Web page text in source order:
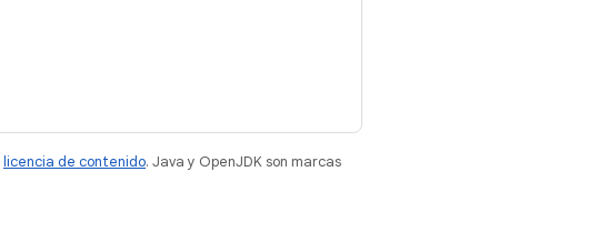
licencia de contenido. Java y OpenJDK son marcas